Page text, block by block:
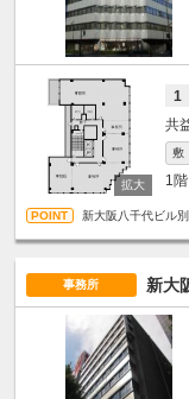
1
敷
1階
新大阪八千代ビル
事務所 新大